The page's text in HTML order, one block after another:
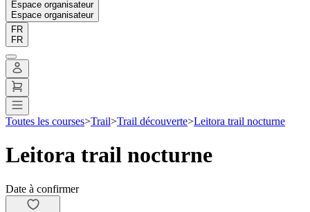
Espace organisateur
Espace organisateur
FR
FR
Toutes les courses>Trail>Trail découverte>Leitora trail nocturne
Leitora trail nocturne
Date à confirmer